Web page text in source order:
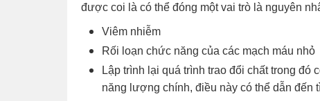
được coi là có thể đóng một vai trò là nguyên
Viêm nhiễm
Rối loạn chức năng của các mạch máu nhỏ
Lập trình lại quá trình trao đổi chất trong
năng lượng chính, điều này có thể dẫn đến